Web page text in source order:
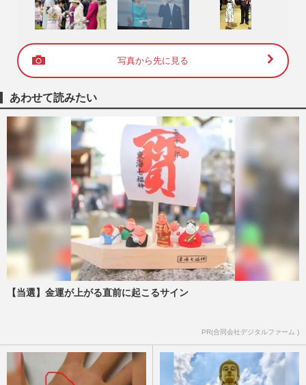
写真から先に見る
あわせて読みたい
【当選】金運が上がる直前に起こるサイン
PR(合同会社デジタルファーム )